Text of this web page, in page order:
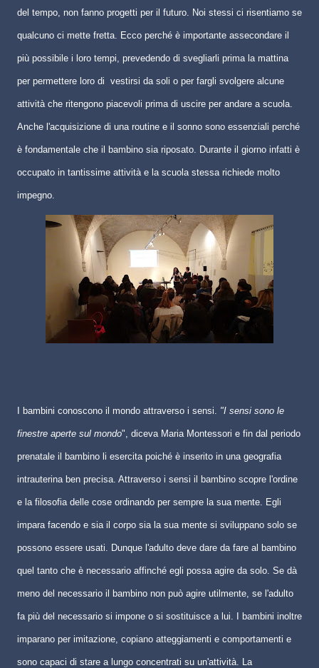
del tempo, non fanno progetti per il futuro. Noi stessi ci risentiamo se
qualcuno ci mette fretta. Ecco perché è importante assecondare il
più possibile i loro tempi, prevedendo di svegliarli prima la mattina
per permettere loro di vestirsi da soli o per fargli svolgere alcune
attività che ritengono piacevoli prima di uscire per andare a scuola.
Anche l'acquisizione di una routine e il sonno sono essenziali perché
è fondamentale che il bambino sia riposato. Durante il giorno infatti è
occupato in tantissime attività e la scuola stessa richiede molto
impegno.
I bambini conoscono il mondo attraverso i sensi. "I sensi sono le
finestre aperte sul mondo", diceva Maria Montessori e fin dal periodo
prenatale il bambino li esercita poiché è inserito in una geografia
intrauterina ben precisa. Attraverso i sensi il bambino scopre l'ordine
e la filosofia delle cose ordinando per sempre la sua mente. Egli
impara facendo e sia il corpo sia la sua mente si sviluppano solo se
possono essere usati. Dunque l'adulto deve dare da fare al bambino
quel tanto che è necessario affinché egli possa agire da solo. Se dà
meno del necessario il bambino non può agire utilmente, se l'adulto
fa più del necessario si impone o si sostituisce a lui. I bambini inoltre
imparano per imitazione, copiano atteggiamenti e comportamenti e
sono capaci di stare a lungo concentrati su un'attività. La